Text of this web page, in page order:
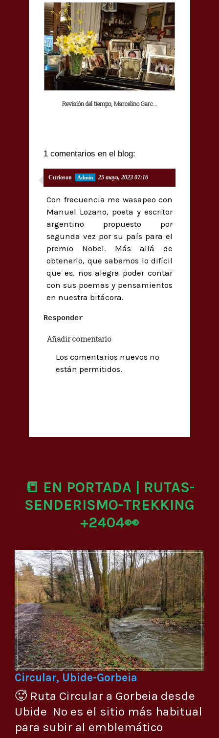
Revisión del tiempo, Marcelino Garc...
1 comentarios en el blog:
Curioson 25 mayo, 2023 07:16
Con frecuencia me wasapeo con
Manuel Lozano, poeta y escritor
argentino propuesto por
segunda vez por su país para el
premio Nobel. Más allá de
obtenerlo, que sabemos lo difícil
que es, nos alegra poder contar
con sus poemas y pensamientos
en nuestra bitácora.
Responder
Añadir comentario
Los comentarios nuevos no
están permitidos.
📒 EN PORTADA | RUTAS-
SENDERISMO-TREKKING
+2404👀
Circular, Ubide-Gorbeia
🥵 Ruta Circular a Gorbeia desde
Ubide No es el sitio más habitual
para subir al emblemático